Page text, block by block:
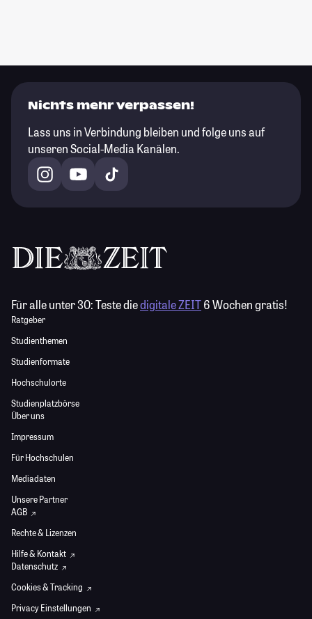
Nichts mehr verpassen!
Lass uns in Verbindung bleiben und folge uns auf
unseren Social-Media Kanälen.
Für alle unter 30:Teste diedigitale ZEIT6 Wochen gratis!
Ratgeber
Studienthemen
Studienformate
Hochschulorte
Studienplatzbörse
Über uns
Impressum
Für Hochschulen
Mediadaten
Unsere Partner
AGB
Rechte & Lizenzen
Hilfe & Kontakt
Datenschutz
Cookies & Tracking
Privacy Einstellungen